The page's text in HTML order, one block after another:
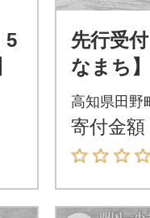
5
先行受
なまち
れた 令
ガイモ
高知県田野
寄付金額